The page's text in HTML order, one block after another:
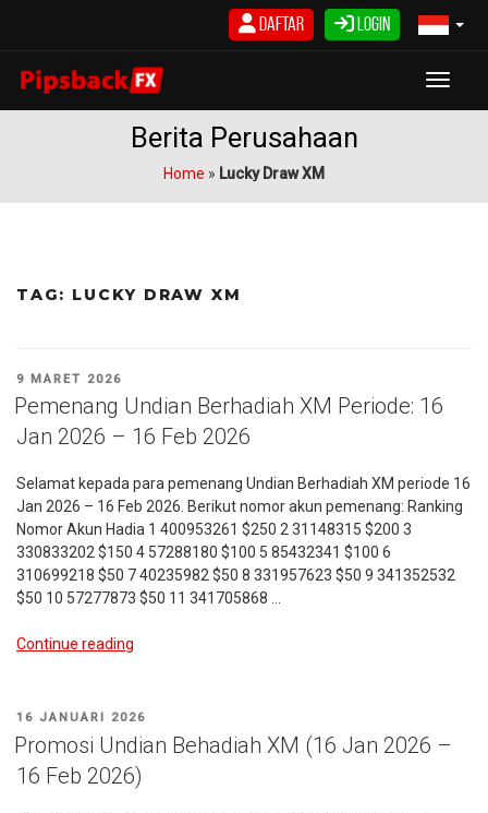
Login
Daftar
Berita Perusahaan
Home » Lucky Draw XM
TAG: LUCKY DRAW XM
POSTED
ON
9 MARET 2026
Pemenang Undian Berhadiah XM Periode: 16
Jan 2026 – 16 Feb 2026
Selamat kepada para pemenang Undian Berhadiah XM periode 16
Jan 2026 – 16 Feb 2026. Berikut nomor akun pemenang: Ranking
Nomor Akun Hadia 1 400953261 $250 2 31148315 $200 3
330833202 $150 4 57288180 $100 5 85432341 $100 6
310699218 $50 7 40235982 $50 8 331957623 $50 9 341352532
$50 10 57277873 $50 11 341705868 …
Continue reading
XM
Periode:
16
Jan
POSTED
ON
16 JANUARI 2026
Promosi Undian Behadiah XM (16 Jan 2026 –
16 Feb 2026)